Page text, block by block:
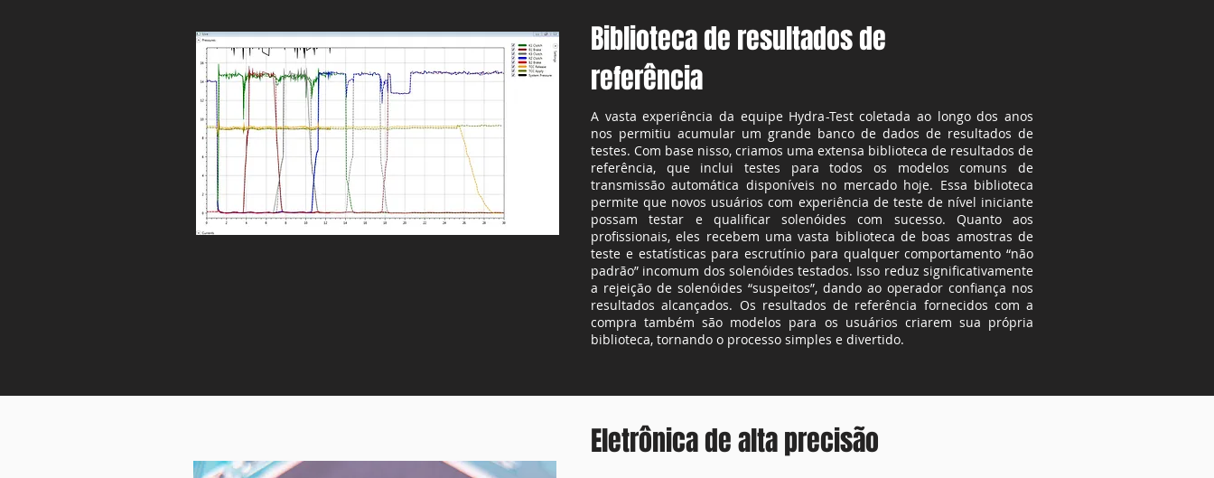
Biblioteca de resultados de
referência
A vasta experiência da equipe Hydra-Test coletada ao longo dos anos
nos permitiu acumular um grande banco de dados de resultados de
testes. Com base nisso, criamos uma extensa biblioteca de resultados de
referência, que inclui testes para todos os modelos comuns de
transmissão automática disponíveis no mercado hoje. Essa biblioteca
permite que novos usuários com experiência de teste de nível iniciante
possam testar e qualificar solenóides com sucesso. Quanto aos
profissionais, eles recebem uma vasta biblioteca de boas amostras de
teste e estatísticas para escrutínio para qualquer comportamento “não
padrão” incomum dos solenóides testados. Isso reduz significativamente
a rejeição de solenóides “suspeitos”, dando ao operador confiança nos
resultados alcançados. Os resultados de referência fornecidos com a
compra também são modelos para os usuários criarem sua própria
biblioteca, tornando o processo simples e divertido.
Eletrônica de alta precisão